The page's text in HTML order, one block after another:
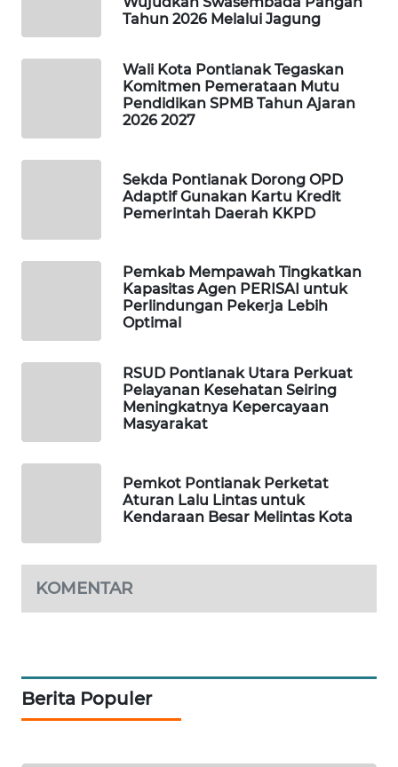
Tahun 2026 Melalui Jagung
Wali Kota Pontianak Tegaskan
Komitmen Pemerataan Mutu
Pendidikan SPMB Tahun Ajaran
2026 2027
Sekda Pontianak Dorong OPD
Adaptif Gunakan Kartu Kredit
Pemerintah Daerah KKPD
Pemkab Mempawah Tingkatkan
Kapasitas Agen PERISAI untuk
Perlindungan Pekerja Lebih
Optimal
RSUD Pontianak Utara Perkuat
Pelayanan Kesehatan Seiring
Meningkatnya Kepercayaan
Masyarakat
Pemkot Pontianak Perketat
Aturan Lalu Lintas untuk
Kendaraan Besar Melintas Kota
KOMENTAR
Berita Populer
Wahana
LISTRIK
PLN
WATCH
MKLI
LKKI